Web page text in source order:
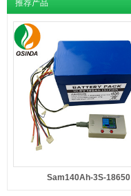
推荐产品
Sam140Ah-3S-18650